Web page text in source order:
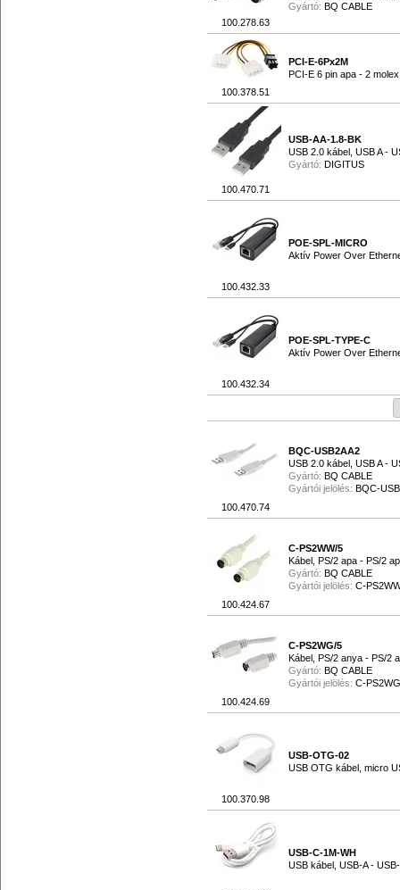
100.278.63
Gyártó: BQ CABLE
100.378.51
PCI-E-6Px2M
PCI-E 6 pin apa - 2
100.470.71
USB-AA-1.8-BK
USB 2.0 kábel, USB A -
Gyártó: DIGITUS
100.432.33
POE-SPL-MICRO
Aktív Power Over
100.432.34
POE-SPL-TYPE-C
Aktív Power Over
100.470.74
BQC-USB2AA2
USB 2.0 kábel, USB A -
Gyártó: BQ CABLE
Gyártói jelölés: BQC-
100.424.67
C-PS2WW/5
Kábel, PS/2 apa - PS/2
Gyártó: BQ CABLE
Gyártói jelölés: C-
100.424.69
C-PS2WG/5
Kábel, PS/2 anya - PS/2
Gyártó: BQ CABLE
Gyártói jelölés: C-
100.370.98
USB-OTG-02
USB OTG kábel, micro
USB-C-1M-WH
USB kábel, USB-A -